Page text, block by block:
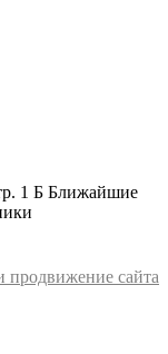
1 Б Ближайшие
продвижение сайта